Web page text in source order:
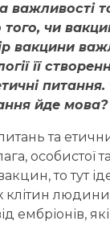
важливості
чи
вакцини
її
йде мова?
та
особистої
то тут
людини.